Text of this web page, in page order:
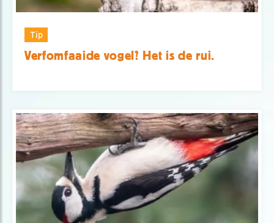
Tip
Verfomfaaide vogel? Het is de rui.